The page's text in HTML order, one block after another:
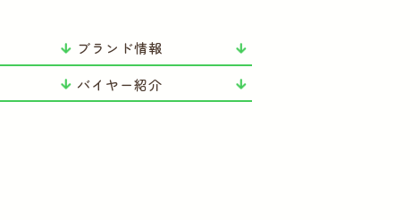
ブランド情報
バイヤー紹介